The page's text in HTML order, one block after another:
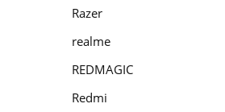
Razer
realme
REDMAGIC
Redmi